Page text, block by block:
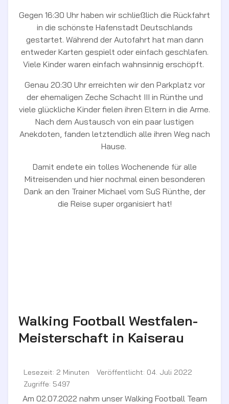
Gegen 16:30 Uhr haben wir schließlich die Rückfahrt
in die schönste Hafenstadt Deutschlands
gestartet. Während der Autofahrt hat man dann
entweder Karten gespielt oder einfach geschlafen.
Viele Kinder waren einfach wahnsinnig erschöpft.
Genau 20:30 Uhr erreichten wir den Parkplatz vor
der ehemaligen Zeche Schacht III in Rünthe und
viele glückliche Kinder fielen ihren Eltern in die Arme.
Nach dem Austausch von ein paar lustigen
Anekdoten, fanden letztendlich alle ihren Weg nach
Hause.
Damit endete ein tolles Wochenende für alle
Mitreisenden und hier nochmal einen besonderen
Dank an den Trainer Michael vom SuS Rünthe, der
die Reise super organisiert hat!
Walking Football Westfalen-
Meisterschaft in Kaiserau
Lesezeit: 2 Minuten
Veröffentlicht: 04. Juli 2022
Zugriffe: 5497
Am 02.07.2022 nahm unser Walking Football Team